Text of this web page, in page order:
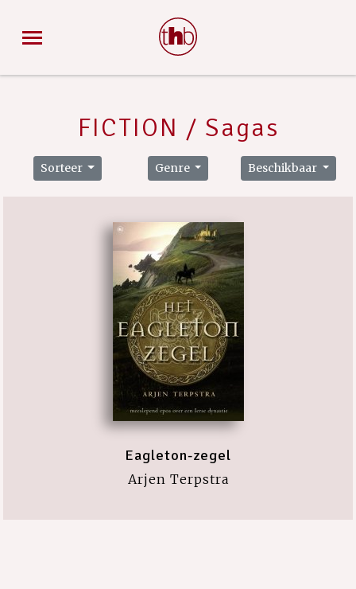
FICTION / Sagas
Sorteer Genre Beschikbaar
Eagleton-zegel
Arjen Terpstra